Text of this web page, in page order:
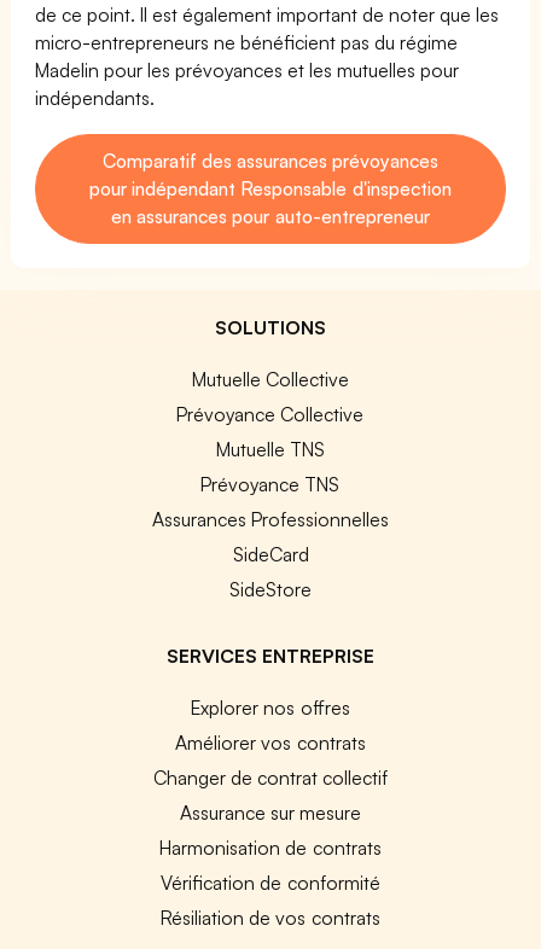
de ce point. Il est également important de noter que les
micro-entrepreneurs ne bénéficient pas du régime
Madelin pour les prévoyances et les mutuelles pour
indépendants.
Comparatif des assurances prévoyances
pour indépendant Responsable d'inspection
en assurances pour auto-entrepreneur
SOLUTIONS
Mutuelle Collective
Prévoyance Collective
Mutuelle TNS
Prévoyance TNS
Assurances Professionnelles
SideCard
SideStore
SERVICES ENTREPRISE
Explorer nos offres
Améliorer vos contrats
Changer de contrat collectif
Assurance sur mesure
Harmonisation de contrats
Vérification de conformité
Résiliation de vos contrats